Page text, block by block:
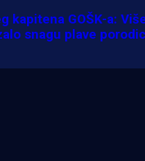
kapitena GOŠK-a:
snagu plave